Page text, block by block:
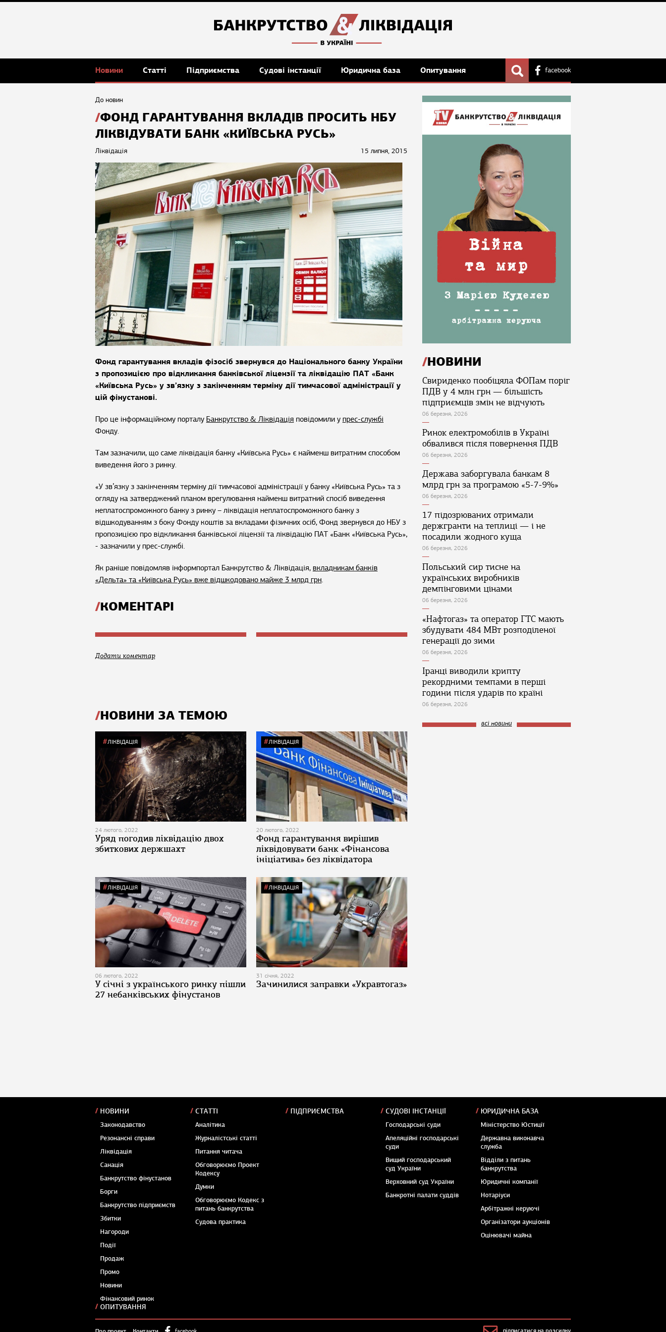
Новини Статті Підприємства Судові інстанції Юридична база Опитування facebook
До новин
ФОНД ГАРАНТУВАННЯ ВКЛАДІВ ПРОСИТЬ НБУ
ЛІКВІДУВАТИ БАНК «КИЇВСЬКА РУСЬ»
15 липня, 2015
Ліквідація
Фонд гарантування вкладів фізосіб звернувся до Національного банку України
з пропозицією про відкликання банківської ліцензії та ліквідацію ПАТ «Банк
«Київська Русь» у зв’язку з закінченням терміну дії тимчасової адміністрації у
цій фінустанові.
Про це інформаційному порталу Банкрутство & Ліквідація повідомили у прес-службі
Фонду.
Там зазначили, що саме ліквідація банку «Київська Русь» є найменш витратним способом
виведення його з ринку.
«У зв’язку з закінченням терміну дії тимчасової адміністрації у банку «Київська Русь» та з
огляду на затверджений планом врегулювання найменш витратний спосіб виведення
неплатоспроможного банку з ринку – ліквідація неплатоспроможного банку з
відшкодуванням з боку Фонду коштів за вкладами фізичних осіб, Фонд звернувся до НБУ з
пропозицією про відкликання банківської ліцензії та ліквідацію ПАТ «Банк «Київська Русь»,
- зазначили у прес-службі.
Як раніше повідомляв інформпортал Банкрутство & Ліквідація, вкладникам банків
«Дельта» та «Київська Русь» вже відшкодовано майже 3 млрд грн.
КОМЕНТАРІ
Додати коментар
НОВИНИ ЗА ТЕМОЮ
ЛІКВІДАЦІЯ
24 лютого, 2022
Уряд погодив ліквідацію двох
збиткових держшахт
ЛІКВІДАЦІЯ
20 лютого, 2022
Фонд гарантування вирішив
ліквідовувати банк «Фінансова
ініціатива» без ліквідатора
ЛІКВІДАЦІЯ
06 лютого, 2022
У січні з українського ринку пішли
27 небанківських фінустанов
ЛІКВІДАЦІЯ
31 січня, 2022
Зачинилися заправки «Укравтогаз»
НОВИНИ
Свириденко пообіцяла ФОПам поріг
ПДВ у 4 млн грн — більшість
підприємців змін не відчують
06 березня, 2026
Ринок електромобілів в Україні
обвалився після повернення ПДВ
06 березня, 2026
Держава заборгувала банкам 8
млрд грн за програмою «5-7-9%»
06 березня, 2026
17 підозрюваних отримали
держгранти на теплиці — і не
посадили жодного куща
06 березня, 2026
Польський сир тисне на
українських виробників
демпінговими цінами
06 березня, 2026
«Нафтогаз» та оператор ГТС мають
збудувати 484 МВт розподіленої
генерації до зими
06 березня, 2026
Іранці виводили крипту
рекордними темпами в перші
години після ударів по країні
06 березня, 2026
всі новини
НОВИНИ
Законодавство
Резонансні справи
Ліквідація
Санація
Банкрутство фінустанов
Борги
Банкрутство підприємств
Збитки
Нагороди
Події
Продаж
Промо
Новини
Фінансовий ринок
СТАТТІ
Аналітика
Журналістські статті
Питання читача
Обговорюємо Проект
Кодексу
Думки
Обговорюємо Кодекс з
питань банкрутства
Судова практика
ПІДПРИЄМСТВА СУДОВІ ІНСТАНЦІЇ
Господарські суди
Апеляційні господарські
суди
Вищий господарський
суд України
Верховний суд України
Банкротні палати суддів
ЮРИДИЧНА БАЗА
Міністерство Юстиції
Державна виконавча
служба
Відділи з питань
банкрутства
Юридичні компанії
Нотаріуси
Арбітражні керуючі
Організатори аукціонів
Оцінювачі майна
ОПИТУВАННЯ
підписатися на розсилку